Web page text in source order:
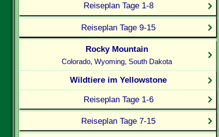
Reiseplan Tage 1-8
Reiseplan Tage 9-15
Rocky Mountain
Colorado, Wyoming, South Dakota
Wildtiere im Yellowstone
Reiseplan Tage 1-6
Reiseplan Tage 7-15